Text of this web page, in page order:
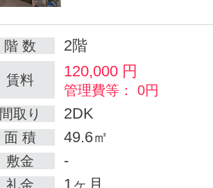
階 数 2階
賃料 120,000 円
管理費等： 0円
間取り
2DK
面 積 49.6㎡
敷金 -
礼金 1ヶ月